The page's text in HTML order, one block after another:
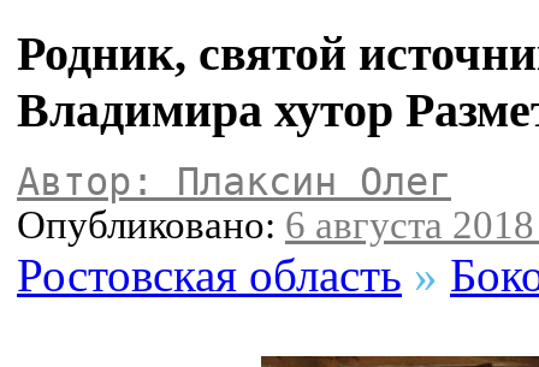
Родник, святой
Владимира хутор
Автор: Плаксин Олег
Опубликовано: 6 августа
Ростовская область »